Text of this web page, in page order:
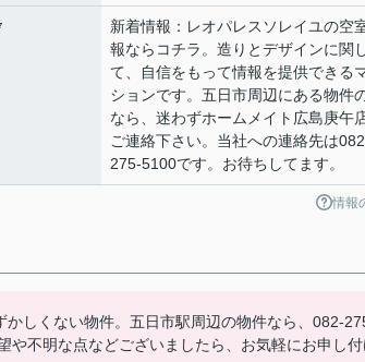
新着情報：レオパレスソレイユの空
報ならコチラ。造りとデザインに関
て、自信をもって情報を提供できる
ションです。五日市周辺にある物件
なら、迷わずホームメイト広島庚午
ご連絡下さい。当社への連絡先は
275-5100です。お待ちしてます。
情報
しくない物件。五日市駅周辺の物件なら、082-
不明な点などございましたら、お気軽にお申し付